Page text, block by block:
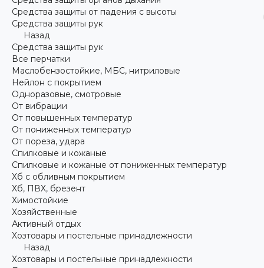
Средства защиты от падения с высоты
Средства защиты рук
Назад
Средства защиты рук
Все перчатки
Маслобензостойкие, МБС, нитриловые
Нейлон с покрытием
Одноразовые, смотровые
От вибрации
От повышенных температур
От пониженных температур
От пореза, удара
Спилковые и кожаные
Спилковые и кожаные от пониженных температур
Хб с обливным покрытием
Хб, ПВХ, брезент
Химостойкие
Хозяйственные
Активный отдых
Хозтовары и постельные принадлежности
Назад
Хозтовары и постельные принадлежности